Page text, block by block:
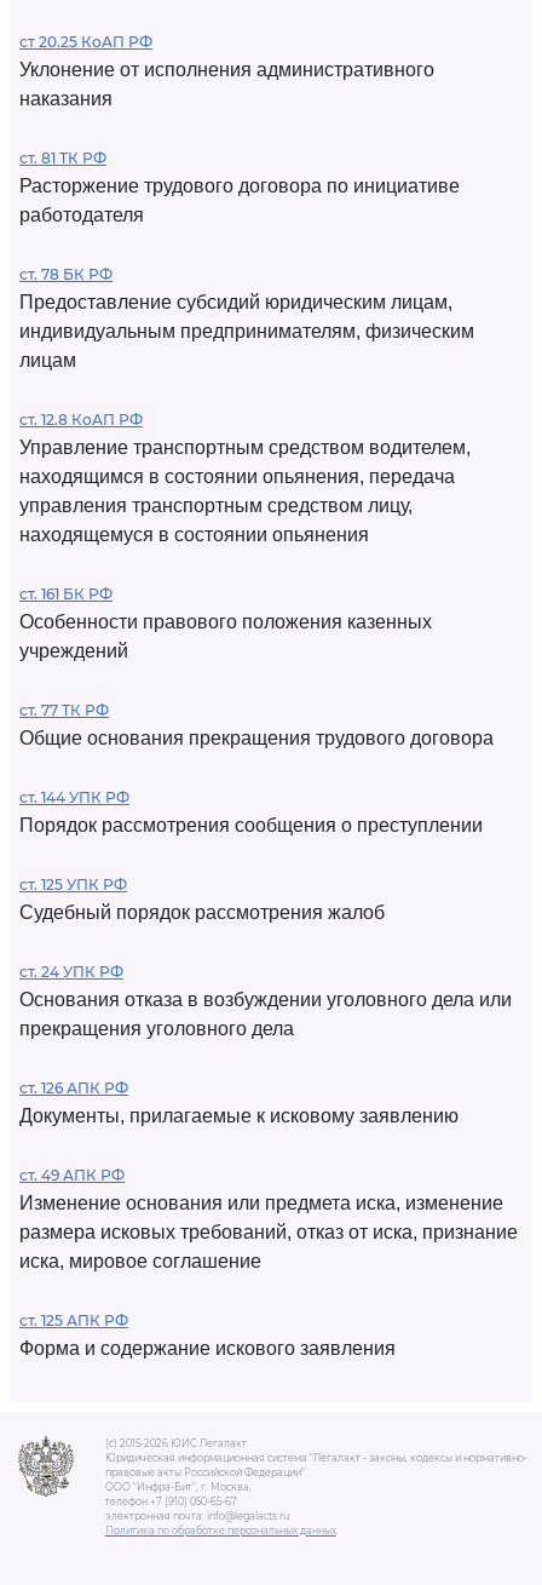
ст 20.25 КоАП РФ
Уклонение от исполнения административного
наказания
ст. 81 ТК РФ
Расторжение трудового договора по инициативе
работодателя
ст. 78 БК РФ
Предоставление субсидий юридическим лицам,
индивидуальным предпринимателям, физическим
лицам
ст. 12.8 КоАП РФ
Управление транспортным средством водителем,
находящимся в состоянии опьянения, передача
управления транспортным средством лицу,
находящемуся в состоянии опьянения
ст. 161 БК РФ
Особенности правового положения казенных
учреждений
ст. 77 ТК РФ
Общие основания прекращения трудового договора
ст. 144 УПК РФ
Порядок рассмотрения сообщения о преступлении
ст. 125 УПК РФ
Судебный порядок рассмотрения жалоб
ст. 24 УПК РФ
Основания отказа в возбуждении уголовного дела или
прекращения уголовного дела
ст. 126 АПК РФ
Документы, прилагаемые к исковому заявлению
ст. 49 АПК РФ
Изменение основания или предмета иска, изменение
размера исковых требований, отказ от иска, признание
иска, мировое соглашение
ст. 125 АПК РФ
Форма и содержание искового заявления
(c) 2015-2026 ЮИС Легалакт
Юридическая информационная система "Легалакт - законы, кодексы и нормативно-
правовые акты Российской Федерации"
ООО "Инфра-Бит", г. Москва.
телефон +7 (910) 050-65-67
электронная почта: info@legalacts.ru
Политика по обработке персональных данных